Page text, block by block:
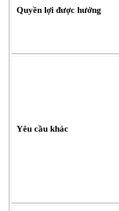
Quyền lợi được hưởng
Yêu cầu khác